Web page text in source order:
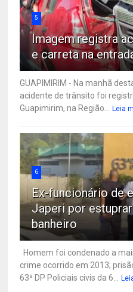
5
Imagem registra
e carreta na
GUAPIMIRIM - Na manhã
acidente de trânsito foi
Guapimirim, na Região... Leia
6
Ex-funcionário de
Japeri por
banheiro
Homem foi condenado a
crime ocorrido em 2013;
63ª DP Policiais civis da 6...